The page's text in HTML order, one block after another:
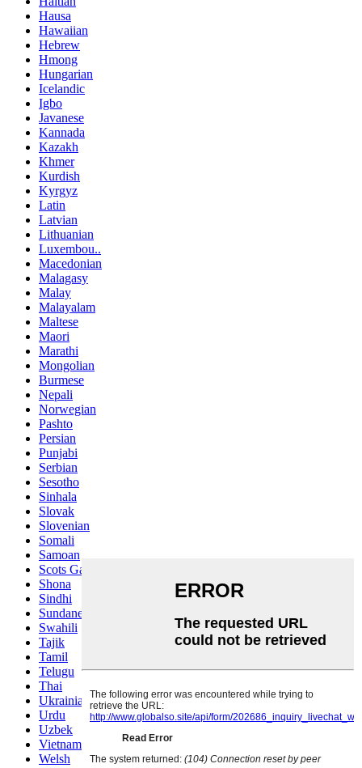
Hausa
Hawaiian
Hebrew
Hmong
Hungarian
Icelandic
Igbo
Javanese
Kannada
Kazakh
Khmer
Kurdish
Kyrgyz
Latin
Latvian
Lithuanian
Luxembou..
Macedonian
Malagasy
Malay
Malayalam
Maltese
Maori
Marathi
Mongolian
Burmese
Nepali
Norwegian
Pashto
Persian
Punjabi
Serbian
Sesotho
Sinhala
Slovak
Slovenian
Somali
Samoan
Scots Gaelic
Shona
Sindhi
Sundanese
Swahili
Tajik
Tamil
Telugu
Thai
Ukrainian
Urdu
Uzbek
Vietnamese
Welsh